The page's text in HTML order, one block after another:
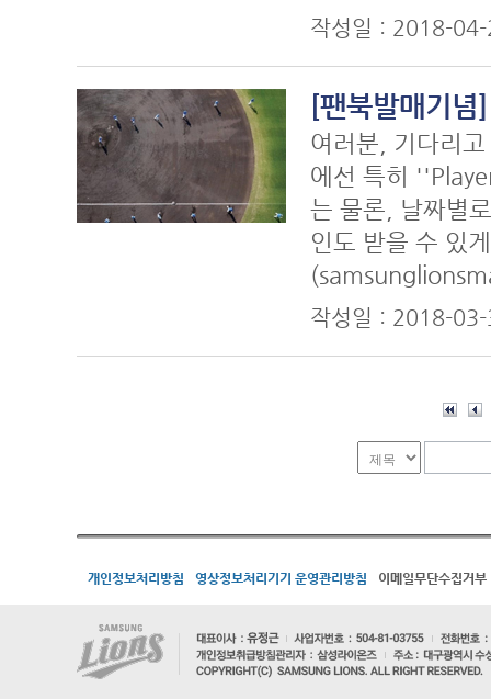
작성일 : 2018-
[팬북발매기
여러분, 기다리
에선 특히
는 물론, 날짜별
인도 받을 수 있
작성일 : 2018-
개인정보처리방침 영상정보처리기기 운영관리방침 이메일무단수집거부